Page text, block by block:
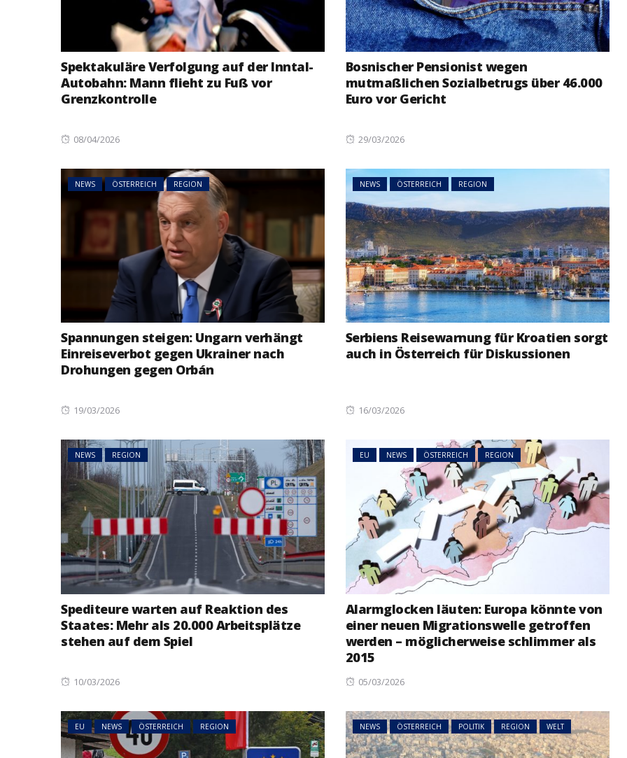
Spektakuläre Verfolgung auf der Inntal-
Autobahn: Mann flieht zu Fuß vor
Grenzkontrolle
Posted
08/04/2026
Bosnischer Pensionist wegen
mutmaßlichen Sozialbetrugs über 46.000
Euro vor Gericht
Posted
29/03/2026
NEWS ÖSTERREICH REGION
Spannungen steigen: Ungarn verhängt
Einreiseverbot gegen Ukrainer nach
Drohungen gegen Orbán
Posted
19/03/2026
NEWS ÖSTERREICH REGION
Serbiens Reisewarnung für Kroatien sorgt
auch in Österreich für Diskussionen
Posted
16/03/2026
NEWS REGION
Spediteure warten auf Reaktion des
Staates: Mehr als 20.000 Arbeitsplätze
stehen auf dem Spiel
Posted
10/03/2026
EU NEWS ÖSTERREICH REGION
Alarmglocken läuten: Europa könnte von
einer neuen Migrationswelle getroffen
werden – möglicherweise schlimmer als
2015
Posted
05/03/2026
EU NEWS ÖSTERREICH REGION NEWS ÖSTERREICH POLITIK REGION WELT